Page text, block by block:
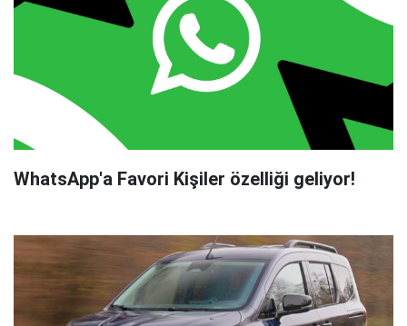
WhatsApp'a Favori Kişiler özelliği geliyor!